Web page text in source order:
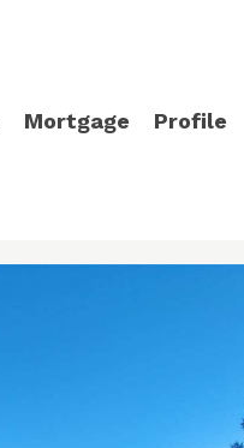
Mortgage Profile